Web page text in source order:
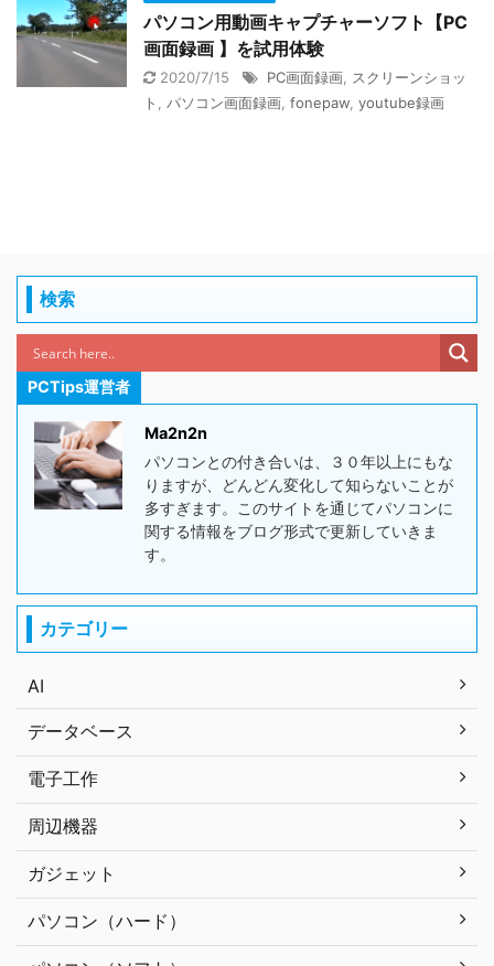
パソコン用動画キャプチャーソフト【PC
画面録画 】を試用体験
2020/7/15 PC画面録画
スクリーンショッ
ト
パソコン画面録画 fonepaw youtube録画
検索
PCTips運営者
Ma2n2n
パソコンとの付き合いは、３０年以上にもな
りますが、どんどん変化して知らないことが
多すぎます。このサイトを通じてパソコンに
関する情報をブログ形式で更新していきま
す。
カテゴリー
AI
データベース
電子工作
周辺機器
ガジェット
パソコン（ハード）